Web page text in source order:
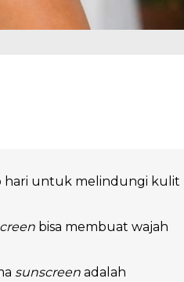
hari untuk melindungi kulit
bisa membuat wajah
sunscreenadalah